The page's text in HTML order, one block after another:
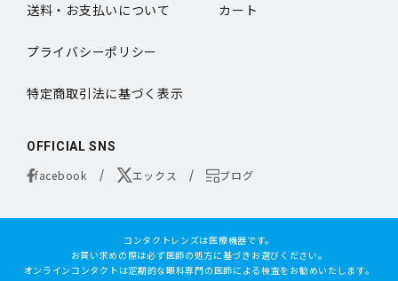
送料・お支払いについて カート
プライバシーポリシー
特定商取引法に基づく表示
OFFICIAL SNS
facebook エックス ブログ
コンタクトレンズは医療機器です。
お買い求めの際は必ず医師の処方に基づきお選びください。
オンラインコンタクトは定期的な眼科専門の医師による検査をお勧めいたします。